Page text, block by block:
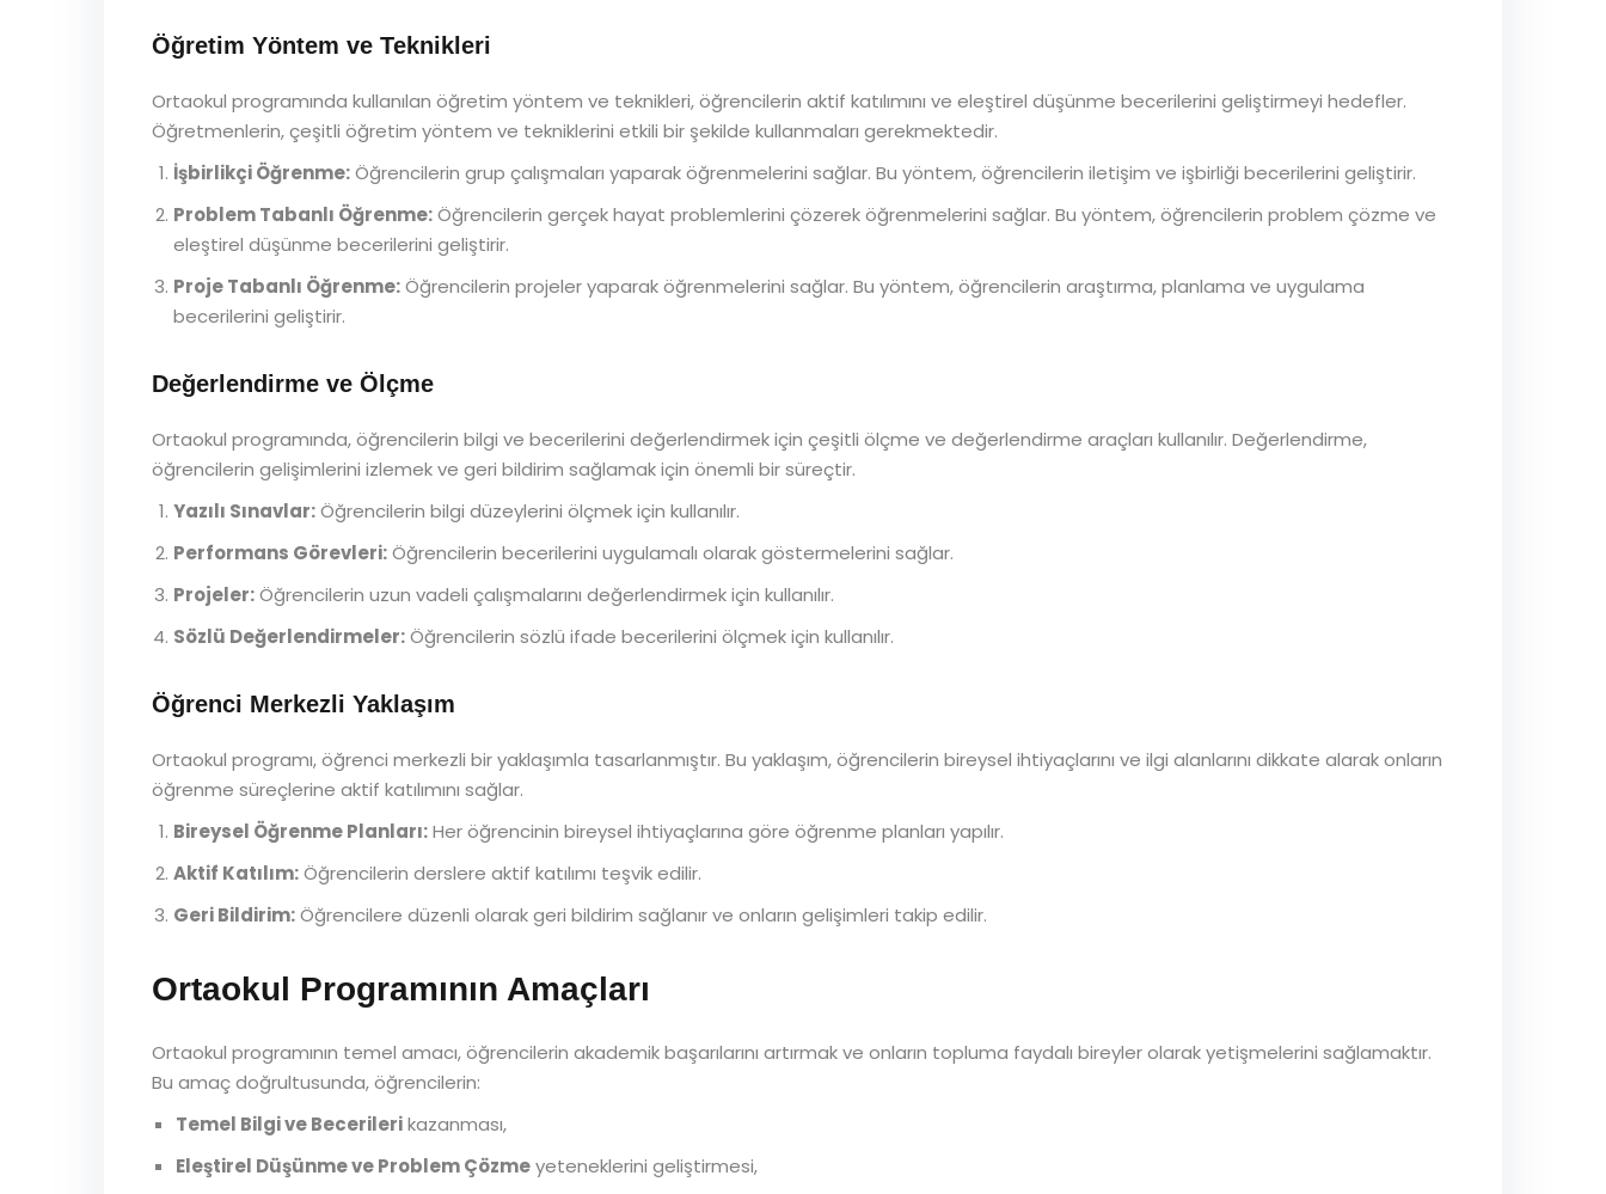
Öğretim Yöntem ve Teknikleri
Ortaokul programında kullanılan öğretim yöntem ve teknikleri, öğrencilerin aktif katılımını ve eleştirel düşünme becerilerini geliştirmeyi hedefler.
Öğretmenlerin, çeşitli öğretim yöntem ve tekniklerini etkili bir şekilde kullanmaları gerekmektedir.
İşbirlikçi Öğrenme:Öğrencilerin grup çalışmaları yaparak öğrenmelerini sağlar. Bu yöntem, öğrencilerin iletişim ve işbirliği becerilerini geliştirir.
Problem Tabanlı Öğrenme:Öğrencilerin gerçek hayat problemlerini çözerek öğrenmelerini sağlar. Bu yöntem, öğrencilerin problem çözme ve
eleştirel düşünme becerilerini geliştirir.
Proje Tabanlı Öğrenme:Öğrencilerin projeler yaparak öğrenmelerini sağlar. Bu yöntem, öğrencilerin araştırma, planlama ve uygulama
becerilerini geliştirir.
Değerlendirme ve Ölçme
Ortaokul programında, öğrencilerin bilgi ve becerilerini değerlendirmek için çeşitli ölçme ve değerlendirme araçları kullanılır. Değerlendirme,
öğrencilerin gelişimlerini izlemek ve geri bildirim sağlamak için önemli bir süreçtir.
Yazılı Sınavlar:Öğrencilerin bilgi düzeylerini ölçmek için kullanılır.
Performans Görevleri:Öğrencilerin becerilerini uygulamalı olarak göstermelerini sağlar.
Projeler:Öğrencilerin uzun vadeli çalışmalarını değerlendirmek için kullanılır.
Sözlü Değerlendirmeler:Öğrencilerin sözlü ifade becerilerini ölçmek için kullanılır.
Öğrenci Merkezli Yaklaşım
Ortaokul programı, öğrenci merkezli bir yaklaşımla tasarlanmıştır. Bu yaklaşım, öğrencilerin bireysel ihtiyaçlarını ve ilgi alanlarını dikkate alarak onların
öğrenme süreçlerine aktif katılımını sağlar.
Bireysel Öğrenme Planları:Her öğrencinin bireysel ihtiyaçlarına göre öğrenme planları yapılır.
Aktif Katılım:Öğrencilerin derslere aktif katılımı teşvik edilir.
Geri Bildirim:Öğrencilere düzenli olarak geri bildirim sağlanır ve onların gelişimleri takip edilir.
Ortaokul Programının Amaçları
Ortaokul programının temel amacı, öğrencilerin akademik başarılarını artırmak ve onların topluma faydalı bireyler olarak yetişmelerini sağlamaktır.
Bu amaç doğrultusunda, öğrencilerin:
Temel Bilgi ve Becerilerikazanması,
Eleştirel Düşünme ve Problem Çözmeyeteneklerini geliştirmesi,